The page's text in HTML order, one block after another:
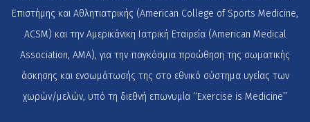
Επιστήμης και Αθλητιατρικής (American College of Sports Medicine,
ACSM) και την Αμερικάνικη Ιατρική Εταιρεία (American Medical
Association, AMA), για την παγκόσμια προώθηση της σωματικής
άσκησης και ενσωμάτωσής της στο εθνικό σύστημα υγείας των
χωρών/μελών, υπό τη διεθνή επωνυμία ‘‘Exercise is Medicine’’